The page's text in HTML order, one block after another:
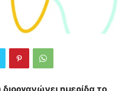
ημερίδα το